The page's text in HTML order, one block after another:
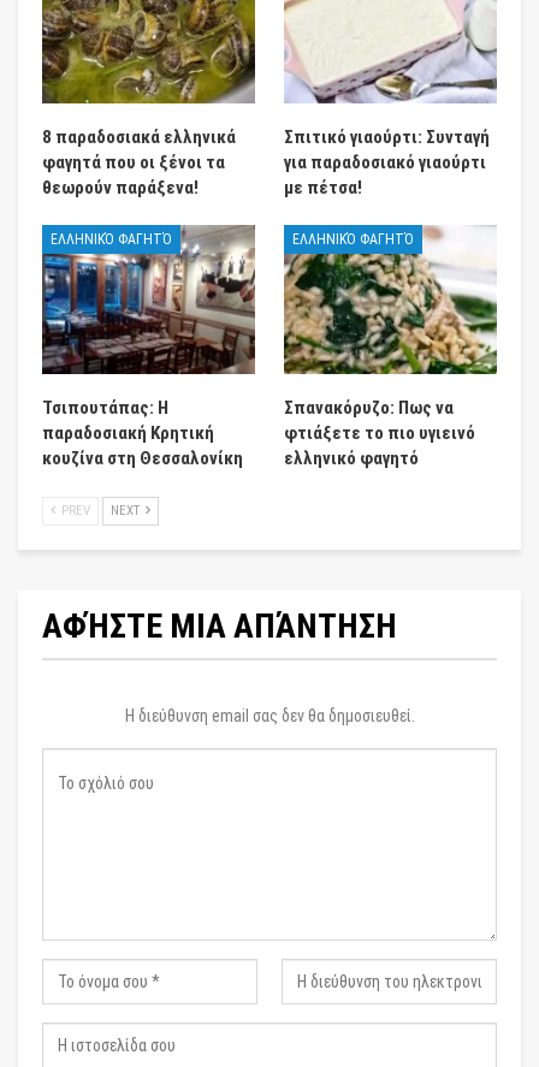
8 παραδοσιακά ελληνικά
φαγητά που οι ξένοι τα
θεωρούν παράξενα!
Σπιτικό γιαούρτι: Συνταγή
για παραδοσιακό γιαούρτι
με πέτσα!
ΕΛΛΗΝΙΚΌ ΦΑΓΗΤΌ
Τσιπουτάπας: Η
παραδοσιακή Κρητική
κουζίνα στη Θεσσαλονίκη
ΕΛΛΗΝΙΚΌ ΦΑΓΗΤΌ
Σπανακόρυζο: Πως να
φτιάξετε το πιο υγιεινό
ελληνικό φαγητό
PREV NEXT
ΑΦΉΣΤΕ ΜΙΑ ΑΠΆΝΤΗΣΗ
Η διεύθυνση email σας δεν θα δημοσιευθεί.